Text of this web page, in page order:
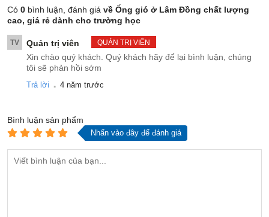
Có 0 bình luận, đánh giá về Ống gió ở Lâm Đồng chất lượng
cao, giá rẻ dành cho trường học
TV Quản trị viên QUẢN TRỊ VIÊN
Xin chào quý khách. Quý khách hãy để lại bình luận, chúng
tôi sẽ phản hồi sớm
Trả lời . 4 năm trước
Bình luận sản phẩm
Nhấn vào đây để đánh giá